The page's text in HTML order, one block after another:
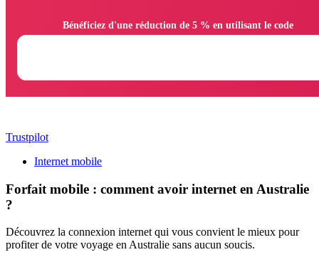
Trustpilot
Internet mobile
Forfait mobile : comment avoir internet en Australie
?
Découvrez la connexion internet qui vous convient le mieux pour
profiter de votre voyage en Australie sans aucun soucis.